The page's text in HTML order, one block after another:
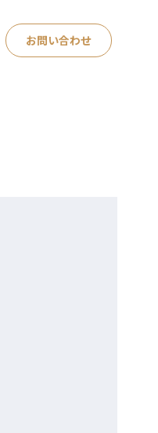
お問い合わせ